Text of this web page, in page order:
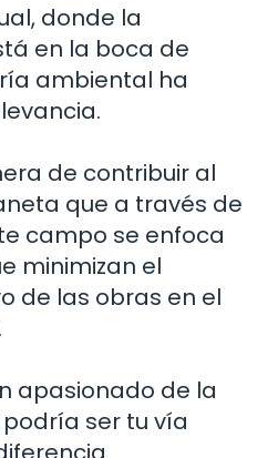
donde la
en la boca de
ambiental ha
de contribuir al
que a través de
campo se enfoca
minimizan el
de las obras en el
apasionado de la
ser tu vía